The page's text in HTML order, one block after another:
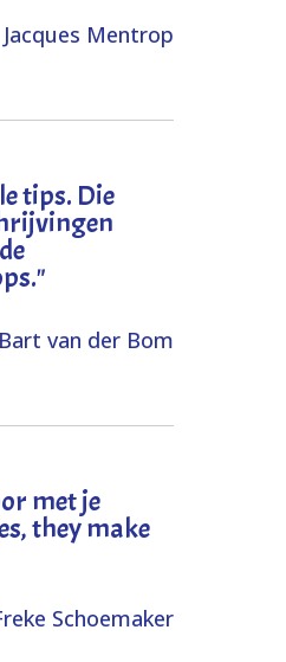
Jacques Mentrop
tips. Die
"
Bart van der Bom
met je
they make
Schoemaker